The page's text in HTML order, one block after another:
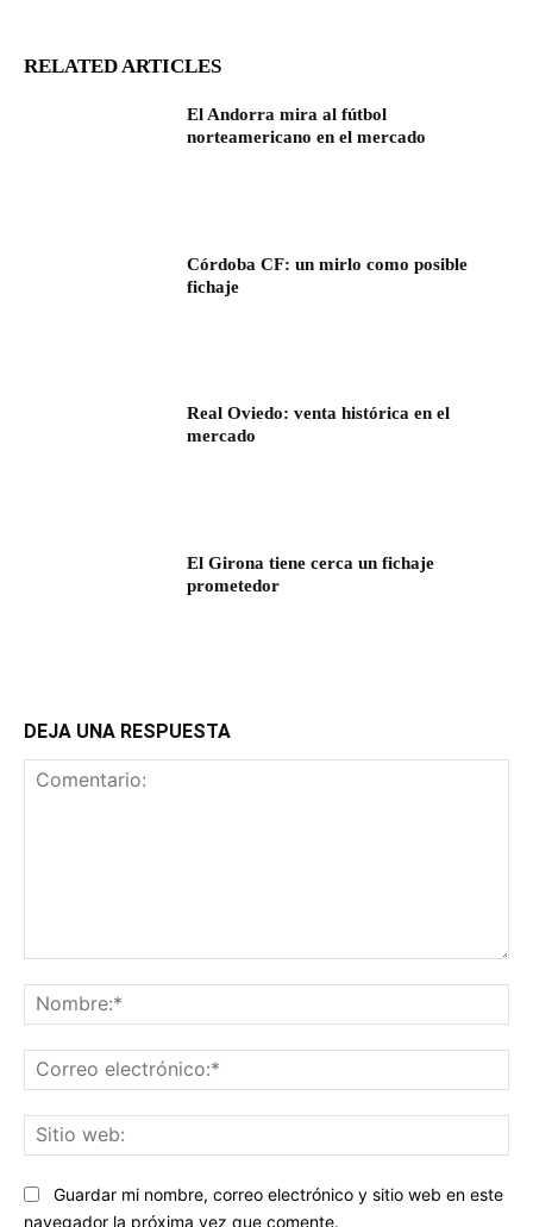
RELATED ARTICLES
El Andorra mira al fútbol
norteamericano en el mercado
Córdoba CF: un mirlo como posible
fichaje
Real Oviedo: venta histórica en el
mercado
El Girona tiene cerca un fichaje
prometedor
DEJA UNA RESPUESTA
Guardar mi nombre, correo electrónico y sitio web en este
navegador la próxima vez que comente.